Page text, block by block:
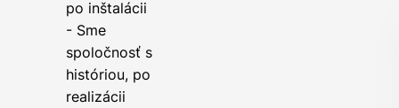
po inštalácii
- Sme
spoločnosť s
históriou, po
realizácii